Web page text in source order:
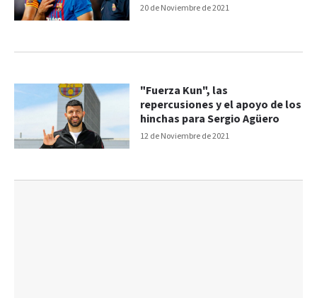
20 de Noviembre de 2021
12 de Noviembre de 2021
"Fuerza Kun", las
repercusiones y el apoyo de los
hinchas para Sergio Agüero